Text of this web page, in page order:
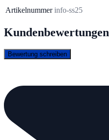
Artikelnummer info-ss25
Kundenbewertungen
Bewertung schreiben